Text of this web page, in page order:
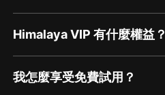
Himalaya VIP 有什麼權益？
我怎麼享受免費試用？